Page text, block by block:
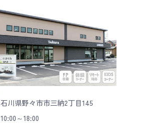
石川県野々市市三納2丁目145
10:00～18:00